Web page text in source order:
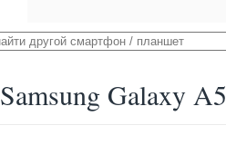
Samsung Galaxy